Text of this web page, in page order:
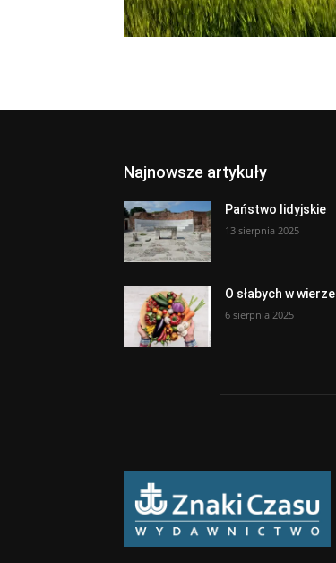
Najnowsze artykuły
Państwo lidyjskie
13 sierpnia 2025
O słabych w wierze
6 sierpnia 2025